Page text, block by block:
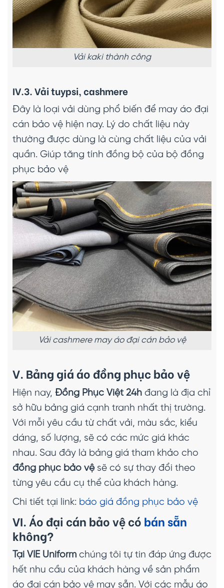
Vải kaki thành công
IV.3. Vải tuypsi, cashmere
Đây là loại vải dùng phổ biến để may áo đại
cán bảo vệ hiện nay. Lý do chất liệu này
thường được dùng là cùng chất liệu của vải
quần. Giúp tăng tính đồng bộ của bộ đồng
phục bảo vệ
Vải cashmere may áo đại cán bảo vệ
V. Bảng giá áo đồng phục bảo vệ
Hiện nay, Đồng Phục Việt 24h đang là địa chỉ
sở hữu bảng giá cạnh tranh nhất thị trường.
Với mỗi yêu cầu từ chất vải, màu sắc, kiểu
dáng, số lượng, sẽ có các mức giá khác
nhau. Sau đây là bảng giá tham khảo cho
đồng phục bảo vệsẽ có sự thay đổi theo
từng yêu cầu cụ thể của khách hàng.
Chi tiết tại link: báo giá đồng phục bảo vệ
VI. Áo đại cán bảo vệ có bán sẵn
không?
Tại VIE Uniform chúng tôi tự tin đáp ứng được
hết nhu cầu của khách hàng về sản phẩm
áo đại cán bảo vệ may sẵn. Với các mẫu áo